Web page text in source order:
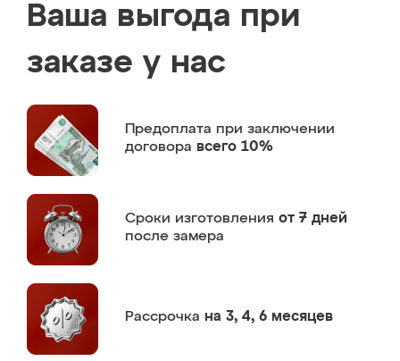
Ваша выгода при
заказе у нас
Предоплата при заключении
договора всего 10%
Сроки изготовления от 7 дней
после замера
Рассрочка на 3, 4, 6 месяцев